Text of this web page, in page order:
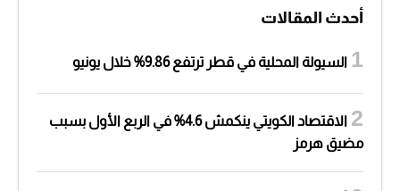
أحدث المقالات
السيولة المحلية في قطر ترتفع 9.86% خلال يونيو
الاقتصاد الكويتي ينكمش 4.6% في الربع الأول بسبب
مضيق هرمز